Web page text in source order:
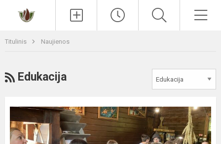
Titulinis Naujienos
RSS
Edukacija
8
KLASIŲ